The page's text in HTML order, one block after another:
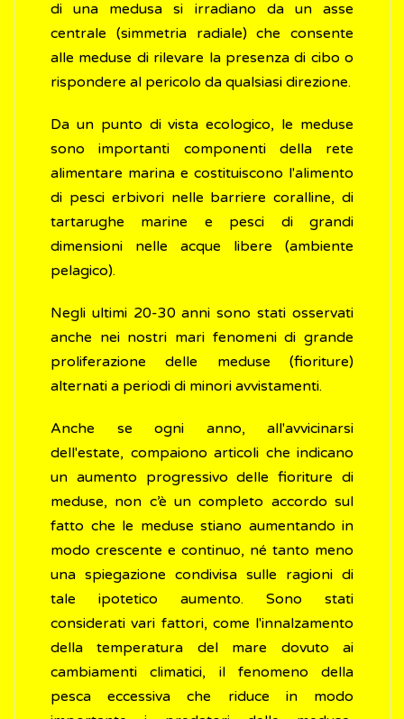
di una medusa si irradiano da un asse
centrale (simmetria radiale) che consente
alle meduse di rilevare la presenza di cibo o
rispondere al pericolo da qualsiasi direzione.
Da un punto di vista ecologico, le meduse
sono importanti componenti della rete
alimentare marina e costituiscono l'alimento
di pesci erbivori nelle barriere coralline, di
tartarughe marine e pesci di grandi
dimensioni nelle acque libere (ambiente
pelagico).
Negli ultimi 20-30 anni sono stati osservati
anche nei nostri mari fenomeni di grande
proliferazione delle meduse (fioriture)
alternati a periodi di minori avvistamenti.
Anche se ogni anno, all'avvicinarsi
dell'estate, compaiono articoli che indicano
un aumento progressivo delle fioriture di
meduse, non c’è un completo accordo sul
fatto che le meduse stiano aumentando in
modo crescente e continuo, né tanto meno
una spiegazione condivisa sulle ragioni di
tale ipotetico aumento. Sono stati
considerati vari fattori, come l'innalzamento
della temperatura del mare dovuto ai
cambiamenti climatici, il fenomeno della
pesca eccessiva che riduce in modo